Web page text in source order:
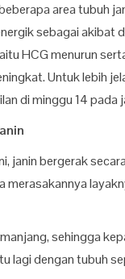
area tubuh
sebagai akibat
HCG menurun
Untuk lebih
di minggu 14 pada
janin bergerak
merasakannya
sehingga
lagi dengan tubuh